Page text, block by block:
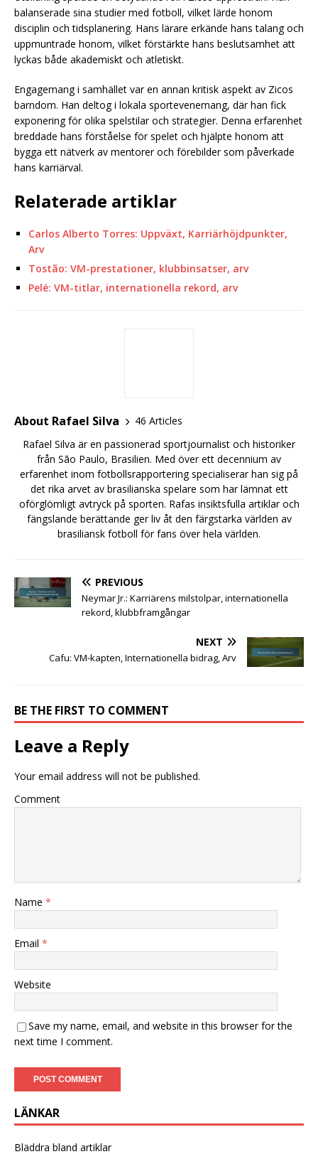
balanserade sina studier med fotboll, vilket lärde honom
disciplin och tidsplanering. Hans lärare erkände hans talang och
uppmuntrade honom, vilket förstärkte hans beslutsamhet att
lyckas både akademiskt och atletiskt.
Engagemang i samhället var en annan kritisk aspekt av Zicos
barndom. Han deltog i lokala sportevenemang, där han fick
exponering för olika spelstilar och strategier. Denna erfarenhet
breddade hans förståelse för spelet och hjälpte honom att
bygga ett nätverk av mentorer och förebilder som påverkade
hans karriärval.
Relaterade artiklar
Carlos Alberto Torres: Uppväxt, Karriärhöjdpunkter,
Arv
Tostão: VM-prestationer, klubbinsatser, arv
Pelé: VM-titlar, internationella rekord, arv
About Rafael Silva
46 Articles
Rafael Silva är en passionerad sportjournalist och historiker
från São Paulo, Brasilien. Med över ett decennium av
erfarenhet inom fotbollsrapportering specialiserar han sig på
det rika arvet av brasilianska spelare som har lämnat ett
oförglömligt avtryck på sporten. Rafas insiktsfulla artiklar och
fängslande berättande ger liv åt den färgstarka världen av
brasiliansk fotboll för fans över hela världen.
PREVIOUS
Neymar Jr.: Karriärens milstolpar, internationella
rekord, klubbframgångar
NEXT
Cafu: VM-kapten, Internationella bidrag, Arv
BE THE FIRST TO COMMENT
Leave a Reply
Your email address will not be published.
Comment
Name *
Email *
Website
Save my name, email, and website in this browser for the
next time I comment.
LÄNKAR
Bläddra bland artiklar